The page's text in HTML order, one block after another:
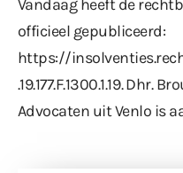
Vandaag heeft de
officieel gepubliceerd:
https://
.19.177.F.1300.1.19. Dhr.
Advocaten uit Venlo is